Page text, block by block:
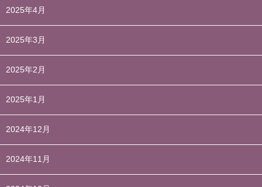
2025年4月
2025年3月
2025年2月
2025年1月
2024年12月
2024年11月